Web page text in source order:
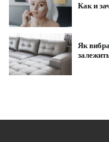
Как и
Як